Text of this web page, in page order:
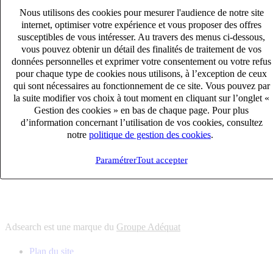
Nous utilisons des cookies pour mesurer l'audience de notre site
internet, optimiser votre expérience et vous proposer des offres
susceptibles de vous intéresser. Au travers des menus ci-dessous,
vous pouvez obtenir un détail des finalités de traitement de vos
données personnelles et exprimer votre consentement ou votre refus
pour chaque type de cookies nous utilisons, à l’exception de ceux
qui sont nécessaires au fonctionnement de ce site. Vous pouvez par
la suite modifier vos choix à tout moment en cliquant sur l’onglet «
Gestion des cookies » en bas de chaque page. Pour plus
d’information concernant l’utilisation de vos cookies, consultez
notre politique de gestion des cookies
ParamétrerTout accepter
s'adapter à vos besoin en recrutement
10 univers
connaître votre secteur et ses enjeux
12 bureaux en France
proximité avec nos clients et nos talents
6 solutions
s'adapter à vos besoin en recrutement
10 univers
connaître votre secteur et ses enjeux
proximité avec nos clients et nos talents
Adsearch est une marque du Groupe Adéquat
Plan du site